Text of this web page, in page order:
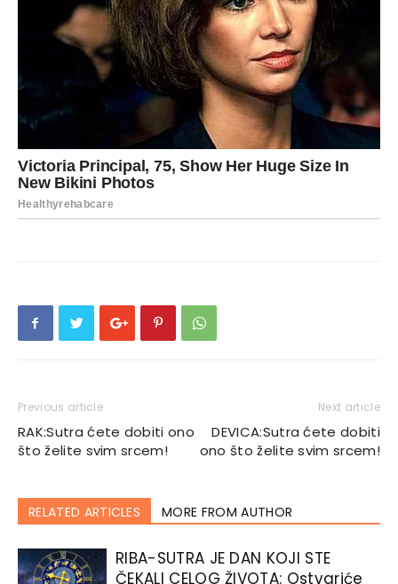
Previous article
RAK:Sutra ćete dobiti ono
što želite svim srcem!
Next article
DEVICA:Sutra ćete dobiti
ono što želite svim srcem!
RELATED ARTICLES MORE FROM AUTHOR
RIBA-SUTRA JE DAN KOJI STE
ČEKALI CELOG ŽIVOTA: Ostvariće